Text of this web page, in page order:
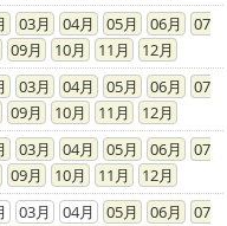
03 04 05 06
07
09 10 11
12
03 04 05 06
07
09 10 11
12
03 04 05 06
07
09 10 11
12
03 04 05 06
07